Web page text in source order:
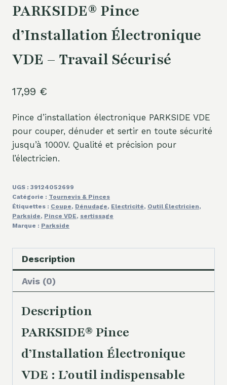
PARKSIDE® Pince
d’Installation Électronique
VDE – Travail Sécurisé
17,99 €
Pince d’installation électronique PARKSIDE VDE
pour couper, dénuder et sertir en toute sécurité
jusqu’à 1000V. Qualité et précision pour
l’électricien.
UGS : 39124052699
Catégorie : Tournevis & Pinces
Étiquettes : Coupe, Dénudage, Electricité, Outil Électricien,
Parkside, Pince VDE, sertissage
Marque : Parkside
Description
Avis (0)
Description
PARKSIDE® Pince
d’Installation Électronique
VDE : L’outil indispensable